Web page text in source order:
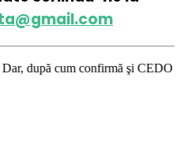
şi CEDO în cazul